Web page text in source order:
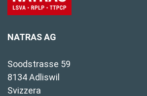
NATRAS AG
Soodstrasse 59
8134 Adliswil
Svizzera